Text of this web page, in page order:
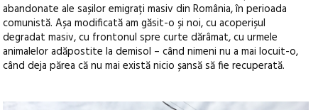
abandonate ale sașilor emigrați masiv din România, în perioada
comunistă. Așa modificată am găsit-o și noi, cu acoperișul
degradat masiv, cu frontonul spre curte dărâmat, cu urmele
animalelor adăpostite la demisol – când nimeni nu a mai locuit-o,
când deja părea că nu mai există nicio șansă să fie recuperată.